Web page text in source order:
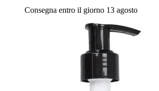
Consegna entro il giorno 13 agosto